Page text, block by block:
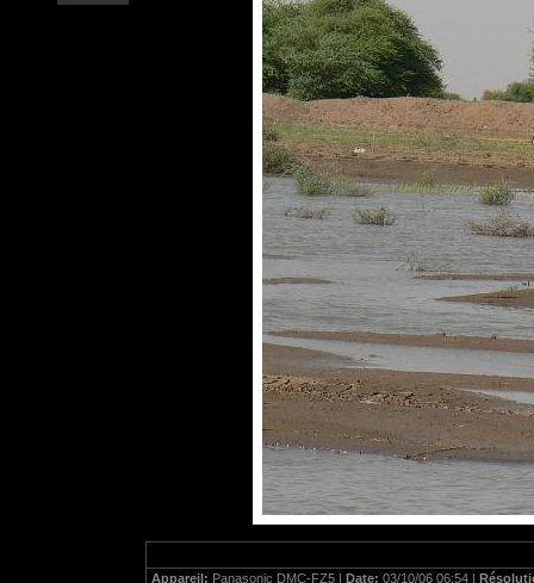
Appareil: Panasonic DMC-FZ5 | Date: 03/10/06 06:54 |